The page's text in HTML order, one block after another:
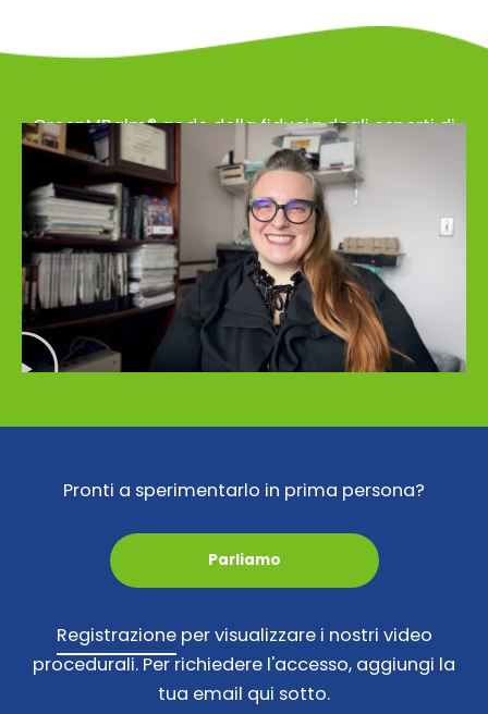
GreenMBalm® gode della fiducia degli esperti di
tutto il mondo.
Pronti a sperimentarlo in prima persona?
Parliamo
Registrazioneper visualizzare i nostri video
procedurali. Per richiedere l'accesso, aggiungi la
tua email qui sotto.